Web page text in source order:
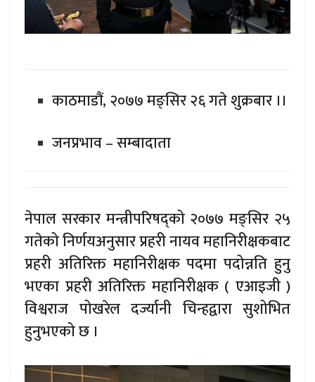
काठमाडौं, २०७७ मङ्सिर २६ गते शुक्रबार ।।
जनप्रभाव – सम्बादाता
नेपाल सरकार मन्त्रीपरिषद्को २०७७ मङ्सिर २५
गतेको निर्णयअनुसार प्रहरी नायव महानिरीक्षकबाट
प्रहरी अतिरिक्त महानिरीक्षक पदमा पदोन्नति हुनु
भएका प्रहरी अतिरिक्त महानिरीक्षक ( एआइजी )
विश्वराज पोखरेल दर्ज्यानी चिन्हद्वारा सुशोभित
हुनुभएको छ ।